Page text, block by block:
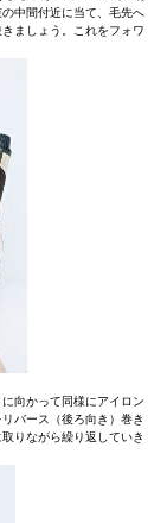
中間付近に当て、毛先へ
ましょう。これをフォワ
向かって同様にアイロン
バース（後ろ向き）巻き
りながら繰り返していき